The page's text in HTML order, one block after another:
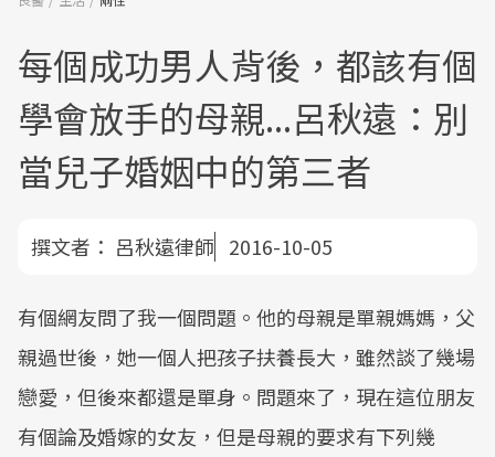
每個成功男人背後，都該有個
學會放手的母親...呂秋遠：別
當兒子婚姻中的第三者
撰文者： 呂秋遠律師 2016-10-05
有個網友問了我一個問題。他的母親是單親媽媽，父
親過世後，她一個人把孩子扶養長大，雖然談了幾場
戀愛，但後來都還是單身。問題來了，現在這位朋友
有個論及婚嫁的女友，但是母親的要求有下列幾